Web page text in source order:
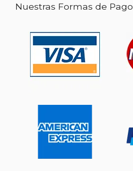
Nuestras Formas de Pago